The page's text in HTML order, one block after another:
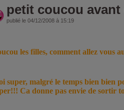
petit coucou
publié le 04/12/2008 à 15:19
les filles, comment allez vous
super, malgré le temps bien bien
Ca donne pas envie de sortir